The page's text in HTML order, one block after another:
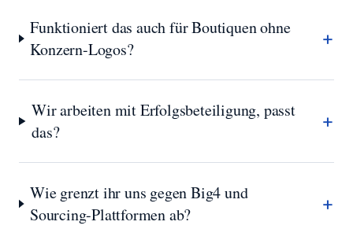
Funktioniert das auch für Boutiquen ohne
Konzern-Logos?
+
Wir arbeiten mit Erfolgsbeteiligung, passt
das?
+
Wie grenzt ihr uns gegen Big4 und
Sourcing-Plattformen ab?
+